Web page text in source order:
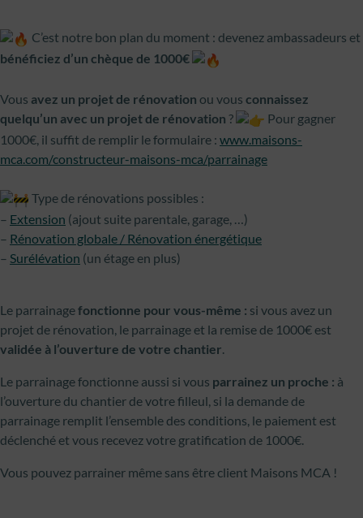
C’est notre bon plan du moment : devenez ambassadeurs et
bénéficiez d’un chèque de 1000€
Vous avez un projet de rénovation ou vous connaissez
quelqu’un avec un projet de rénovation ?
Pour gagner
1000€, il suffit de remplir le formulaire : www.maisons-
mca.com/constructeur-maisons-mca/parrainage
Type de rénovations possibles :
– Extension (ajout suite parentale, garage, …)
– Rénovation globale / Rénovation énergétique
– Surélévation (un étage en plus)
Le parrainagefonctionne pour vous-même : si vous avez un
projet de rénovation, le parrainage et la remise de 1000€ est
validée à l’ouverture de votre chantier.
Le parrainage fonctionne aussi si vous parrainez un proche : à
l’ouverture du chantier de votre filleul, si la demande de
parrainage remplit l’ensemble des conditions, le paiement est
déclenché et vous recevez votre gratification de 1000€.
Vous pouvez parrainer même sans être client Maisons MCA !